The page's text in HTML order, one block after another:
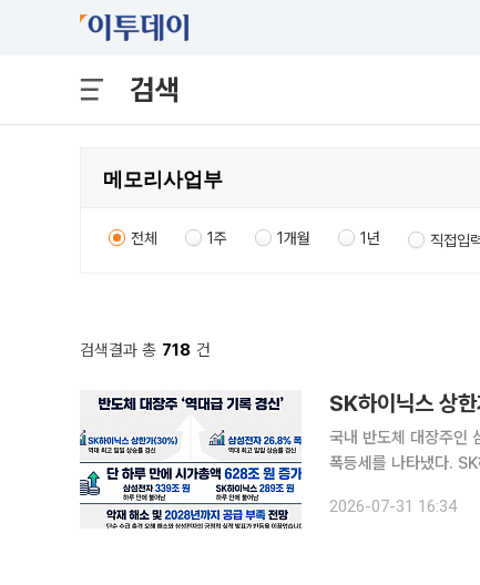
검색
전체 1주 1개월 1년 직접입
검색결과 총 718 건
SK하이닉스 상
국내 반도체 대장주인
폭등세를 나타냈다.
8000원에 거래를 마쳐
2026-07-31 16:34